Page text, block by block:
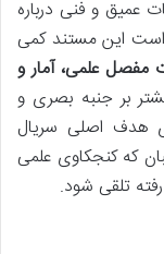
عمیق و فنی درباره
این مستند کمی
مفصل علمی، آمار و
بر جنبه بصری و
هدف اصلی سریال
که کنجکاوی علمی
تلقی شود.